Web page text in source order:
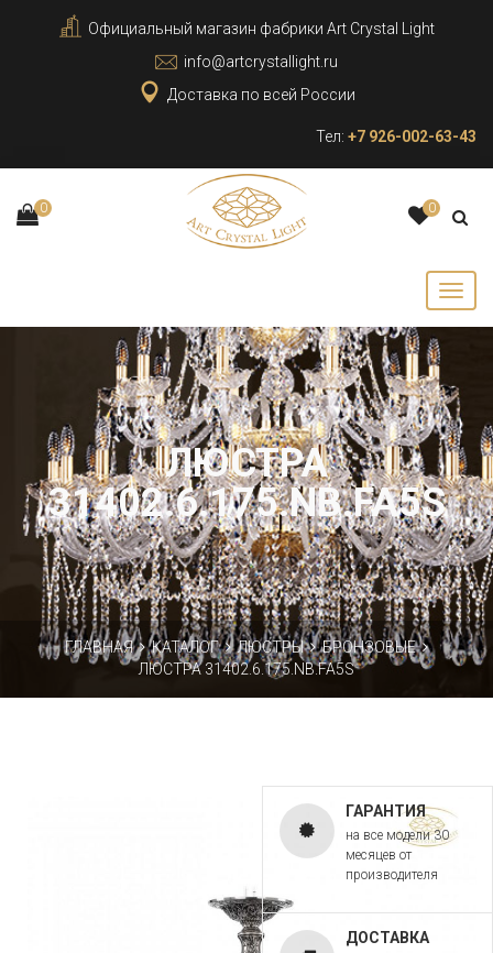
Официальный магазин фабрики Art Crystal Light
info@artcrystallight.ru
Доставка по всей России
Тел: +7 926-002-63-43
0 0
ЛЮСТРА
31402.6.175.NB.FA5S
ГЛАВНАЯ КАТАЛОГ ЛЮСТРЫ
БРОНЗОВЫЕ
ЛЮСТРА 31402.6.175.NB.FA5S
ГАРАНТИЯ
на все модели 30
месяцев от
производителя
ДОСТАВКА